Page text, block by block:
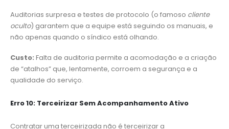
Auditorias surpresa e testes de protocolo (o famoso cliente
oculto) garantem que a equipe está seguindo os manuais, e
não apenas quando o síndico está olhando.
Custo: Falta de auditoria permite a acomodação e a criação
de “atalhos” que, lentamente, corroem a segurança e a
qualidade do serviço.
Erro 10: Terceirizar Sem Acompanhamento Ativo
Contratar uma terceirizada não é terceirizar a